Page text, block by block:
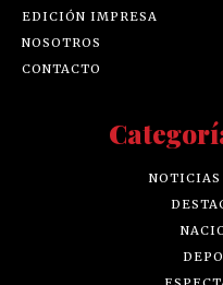
EDICIÓN IMPRESA
NOSOTROS
CONTACTO